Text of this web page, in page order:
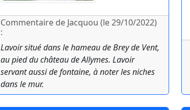
Commentaire de Jacquou (le 29/10/2022)
:
Lavoir situé dans le hameau de Brey de Vent,
au pied du château de Allymes. Lavoir
servant aussi de fontaine, à noter les niches
dans le mur.